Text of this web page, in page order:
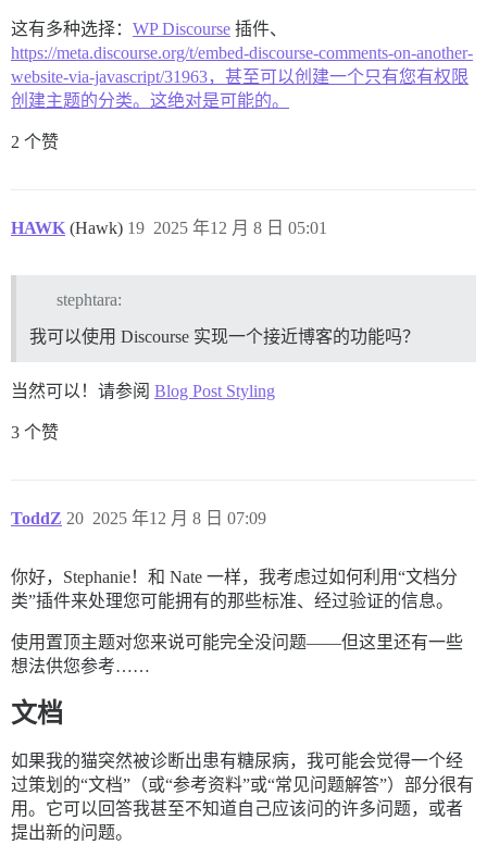
这有多种选择： WP Discourse 插件、
https://meta.discourse.org/t/embed-discourse-comments-on-another-
website-via-javascript/31963，甚至可以创建一个只有您有权限
创建主题的分类。这绝对是可能的。
2 个赞
HAWK (Hawk) 2025 年12 月 8 日 05:01
19
stephtara:
我可以使用 Discourse 实现一个接近博客的功能吗？
当然可以！请参阅 Blog Post Styling
3 个赞
ToddZ 2025 年12 月 8 日 07:09
20
你好，Stephanie！和 Nate 一样，我考虑过如何利用“文档分
类”插件来处理您可能拥有的那些标准、经过验证的信息。
使用置顶主题对您来说可能完全没问题——但这里还有一些
想法供您参考……
文档
如果我的猫突然被诊断出患有糖尿病，我可能会觉得一个经
过策划的“文档”（或“参考资料”或“常见问题解答”）部分很有
用。它可以回答我甚至不知道自己应该问的许多问题，或者
提出新的问题。